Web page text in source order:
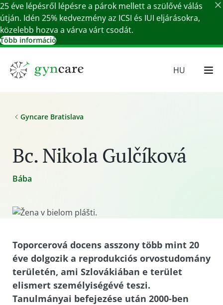
25 éve lépésről lépésre a párok mellett a szülővé válás
útján. Idén 25% kedvezmény az ICSI és IUI eljárásokra,
közelebb hozva a várva várt csodát.
Több információ
HU
Gyncare Bratislava
Bc. Nikola Gulčíková
Bába
Toporcerová docens asszony több mint 20
éve dolgozik a reprodukciós orvostudomány
területén, ami Szlovákiában e terület
elismert személyiségévé teszi.
Tanulmányai befejezése után 2000-ben